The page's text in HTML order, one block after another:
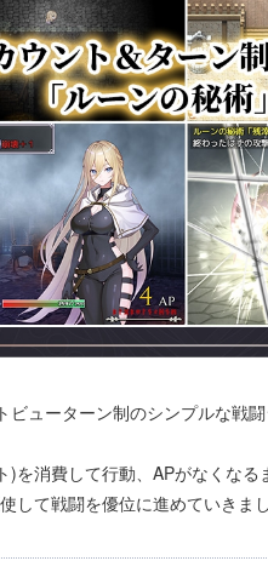
ビューターン制のシンプルな戦
)を消費して行動、APがなくなる
して戦闘を優位に進めていきま